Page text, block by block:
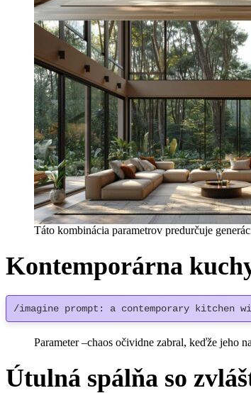
Táto kombinácia parametrov predurčuje
Kontemporárna
/imagine prompt: a contemporary
Parameter –chaos očividne zabral, keďže jeho
Útulná spálňa so